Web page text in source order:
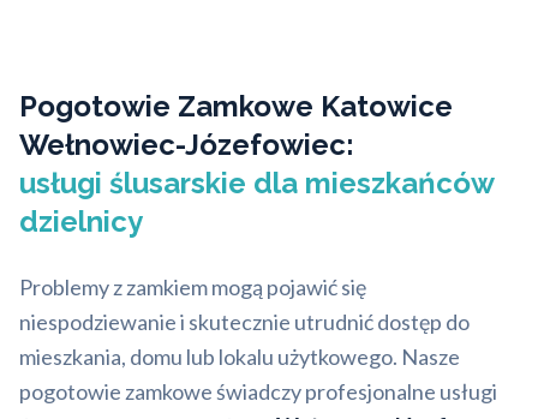
Pogotowie Zamkowe Katowice
Wełnowiec-Józefowiec:
usługi ślusarskie dla mieszkańców
dzielnicy
Problemy z zamkiem mogą pojawić się
niespodziewanie i skutecznie utrudnić dostęp do
mieszkania, domu lub lokalu użytkowego. Nasze
pogotowie zamkowe świadczy profesjonalne usługi